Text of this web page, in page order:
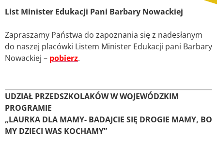
List Minister Edukacji Pani Barbary Nowackiej
Zapraszamy Państwa do zapoznania się z nadesłanym
do naszej placówki Listem Minister Edukacji pani Barbary
Nowackiej – pobierz.
UDZIAŁ PRZEDSZKOLAKÓW W WOJEWÓDZKIM
PROGRAMIE
„LAURKA DLA MAMY- BADAJCIE SIĘ DROGIE MAMY, BO
MY DZIECI WAS KOCHAMY”